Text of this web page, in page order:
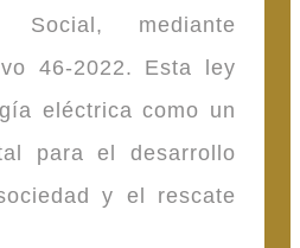
Social, mediante
46-2022. Esta ley
eléctrica como un
para el desarrollo
y el rescate